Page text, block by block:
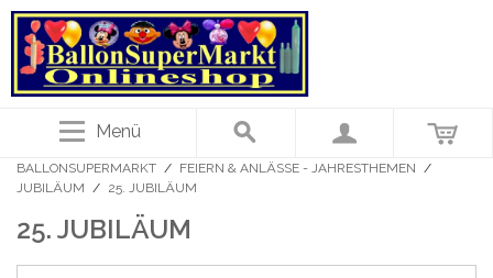
Menü
BALLONSUPERMARKT / FEIERN & ANLÄSSE - JAHRESTHEMEN /
JUBILÄUM / 25. JUBILÄUM
25. JUBILÄUM